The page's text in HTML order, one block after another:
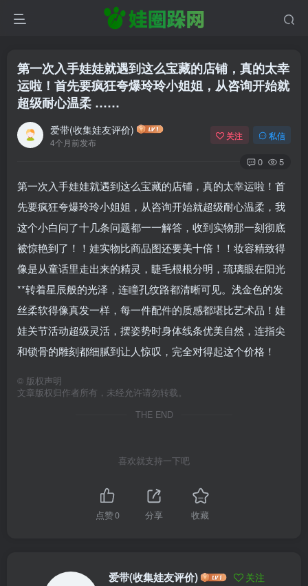
第一次入手娃娃就遇到这么宝藏的店铺，真的太幸
运啦！首先要疯狂夸爆玲玲小姐姐，从咨询开始就
超级耐心温柔 ……
爱带(收集娃友评价)
4个月前发布
关注 私信
0 5
第一次入手娃娃就遇到这么宝藏的店铺，真的太幸运啦！首
先要疯狂夸爆玲玲小姐姐，从咨询开始就超级耐心温柔，我
这个小白问了十几条问题都一一解答，收到实物那一刻彻底
被惊艳到了！！娃实物比商品图还要美十倍！！妆容精致得
像是从童话里走出来的精灵，睫毛根根分明，琉璃眼在阳光
**转着星辰般的光泽，连瞳孔纹路都清晰可见。浅金色的发
丝柔软得像真发一样，每一件配件的质感都堪比艺术品！娃
娃关节活动超级灵活，摆姿势时身体线条优美自然，连指尖
和锁骨的雕刻都细腻到让人惊叹，完全对得起这个价格！
© 版权声明
文章版权归作者所有，未经允许请勿转载。
THE END
喜欢就支持一下吧
点赞0 分享 收藏
爱带(收集娃友评价) 关注